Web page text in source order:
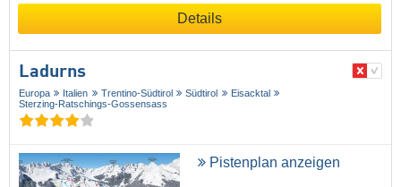
Details
Ladurns
Europa Italien Trentino-Südtirol Südtirol
Eisacktal
Sterzing-Ratschings-Gossensass
Pistenplan anzeigen